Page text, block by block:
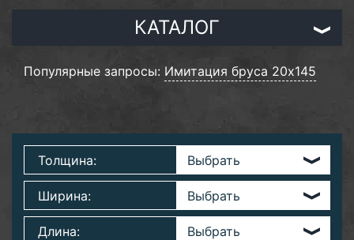
КАТАЛОГ
Популярные запросы: Имитация бруса 20х145
Толщина:
Ширина:
Длина: